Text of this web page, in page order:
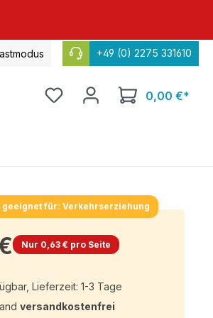
+49 (0) 2275 331610
0,00 €*
geeignet für: Verkehrserziehung
Nur 0,63 € pro Seite
Lieferzeit: 1-3 Tage
versandkostenfrei